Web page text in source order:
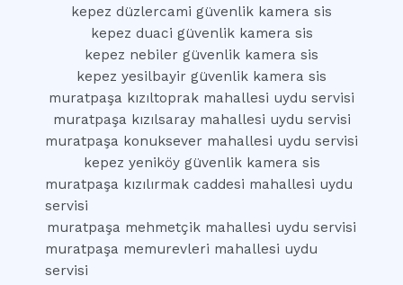
kepez düzlercami güvenlik kamera sis
kepez duaci güvenlik kamera sis
kepez nebiler güvenlik kamera sis
kepez yesilbayir güvenlik kamera sis
muratpaşa kızıltoprak mahallesi uydu servisi
muratpaşa kızılsaray mahallesi uydu servisi
muratpaşa konuksever mahallesi uydu servisi
kepez yeniköy güvenlik kamera sis
muratpaşa kızılırmak caddesi mahallesi uydu
servisi
muratpaşa mehmetçik mahallesi uydu servisi
muratpaşa memurevleri mahallesi uydu
servisi